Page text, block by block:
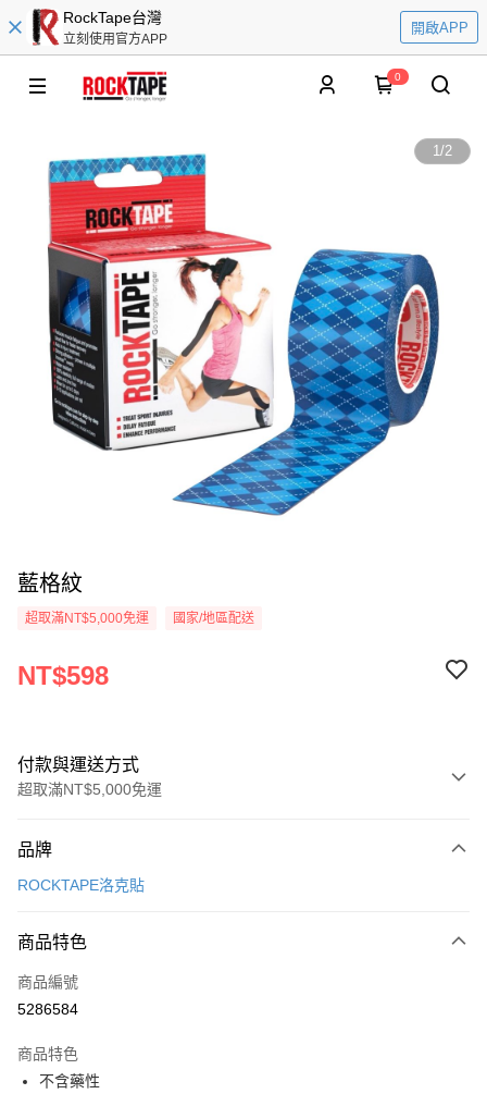
RockTape台灣
立刻使用官方APP
開啟APP
0
1/2
藍格紋
超取滿NT$5,000免運 國家/地區配送
NT$598
付款與運送方式
超取滿NT$5,000免運
信用卡一次付款
LINE Pay
Apple Pay
悠遊付
品牌
ROCKTAPE洛克貼
商品特色
商品編號
5286584
商品特色
不含藥性